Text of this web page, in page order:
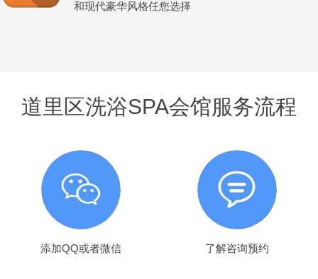
和现代豪华风格任您选择
道里区洗浴SPA会馆服务流程
添加QQ或者微信 了解咨询预约